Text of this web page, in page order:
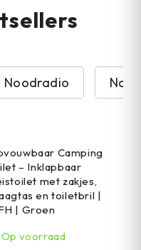
Noodradio
Camping
– Inklapbaar
met zakjes,
en toiletbril |
| Groen
Op voorraad